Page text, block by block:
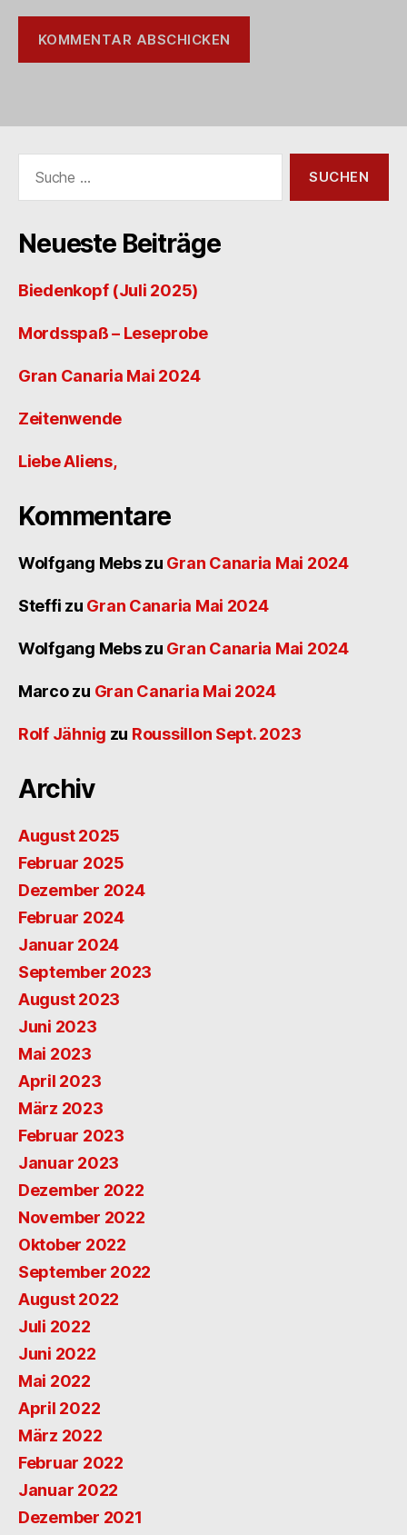
nach:
Neueste Beiträge
Biedenkopf (Juli 2025)
Mordsspaß – Leseprobe
Gran Canaria Mai 2024
Zeitenwende
Liebe Aliens,
Kommentare
Wolfgang Mebszu Gran Canaria Mai 2024
Steffi zu Gran Canaria Mai 2024
Wolfgang Mebszu Gran Canaria Mai 2024
Marcozu Gran Canaria Mai 2024
Rolf Jähnig zu Roussillon Sept. 2023
Archiv
August 2025
Februar 2025
Dezember 2024
Februar 2024
Januar 2024
September 2023
August 2023
Juni 2023
Mai 2023
April 2023
März 2023
Februar 2023
Januar 2023
Dezember 2022
November 2022
Oktober 2022
September 2022
August 2022
Juli 2022
Juni 2022
Mai 2022
April 2022
März 2022
Februar 2022
Januar 2022
Dezember 2021